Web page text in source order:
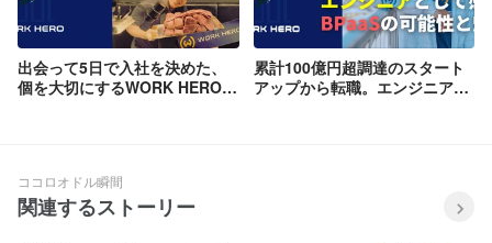
出会って5日で入社を決めた、
個を大切にするWORK HEROの
累計100億円超調達のスタート
アップから転職。エンジニアと
ココロオドル瞬間
関連するストーリー